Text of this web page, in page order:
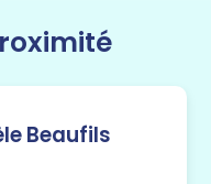
Beaufils